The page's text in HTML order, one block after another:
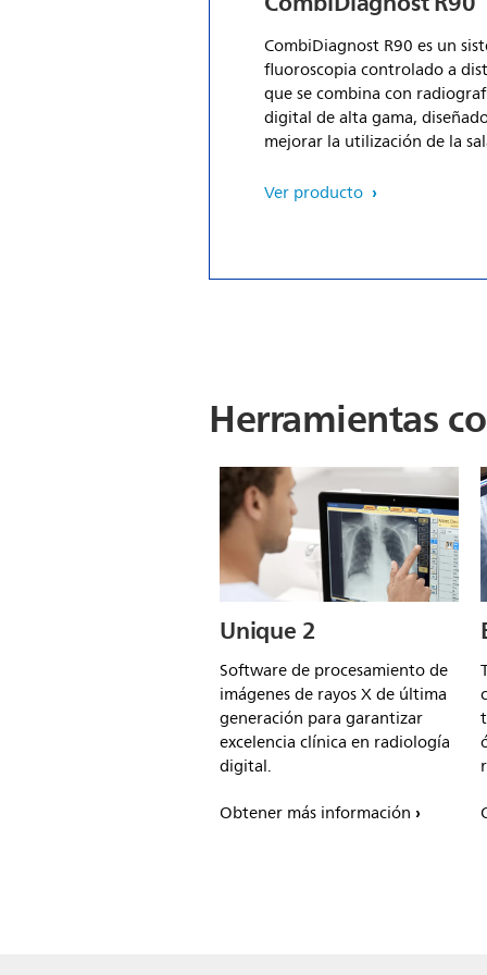
CombiDiagnost R90 es un
fluoroscopia controlado a
que se combina con
digital de alta gama,
mejorar la utilización de la
trabajo totalmente digital, una
adecuado para una amplia
Ver producto
Herramientas
Unique 2
Software de procesamiento de
imágenes de rayos X de última
generación para garantizar
excelencia clínica en radiología
digital.
Obtener más información